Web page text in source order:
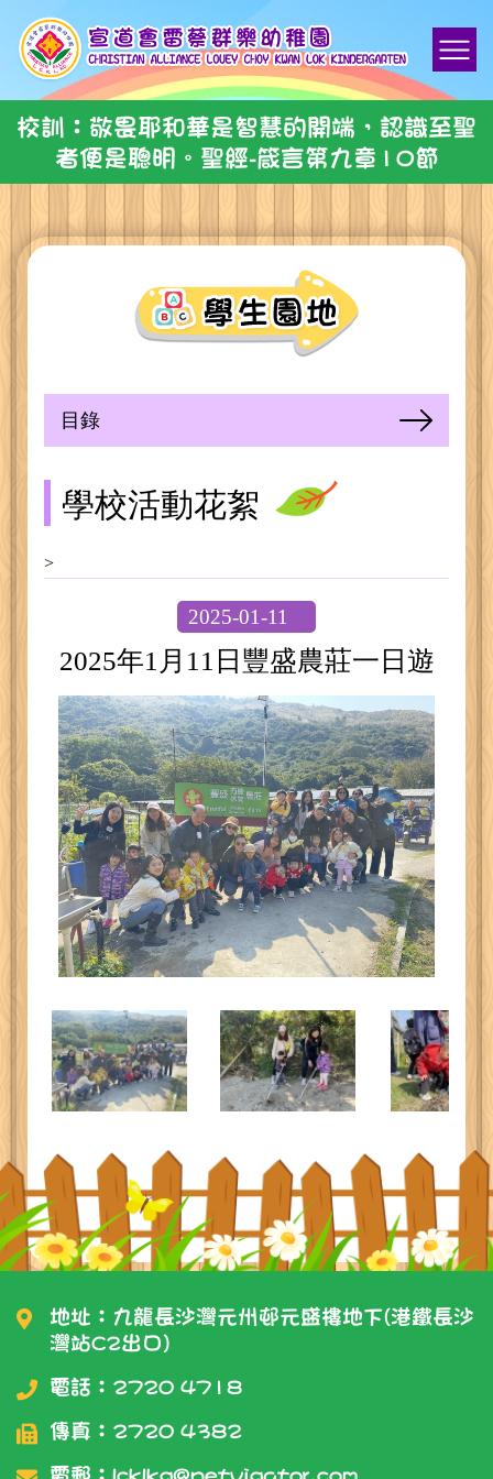
校訓：敬畏耶和華是智慧的開端，認識至聖
者便是聰明。聖經-箴言第九章10節
目錄
學校活動花絮
>
2025-01-11
2025年1月11日豐盛農莊一日遊
地址：九龍長沙灣元州邨元盛樓地下(港鐵長沙
灣站C2出口)
電話： 2720 4718
傳真：2720 4382